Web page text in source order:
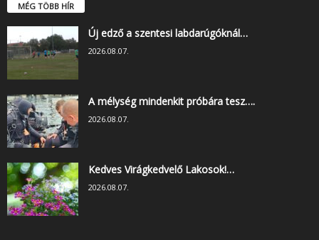
MÉG TÖBB HÍR
Új edző a szentesi labdarúgóknál…
2026.08.07.
A mélység mindenkit próbára tesz….
2026.08.07.
Kedves Virágkedvelő Lakosok!…
2026.08.07.